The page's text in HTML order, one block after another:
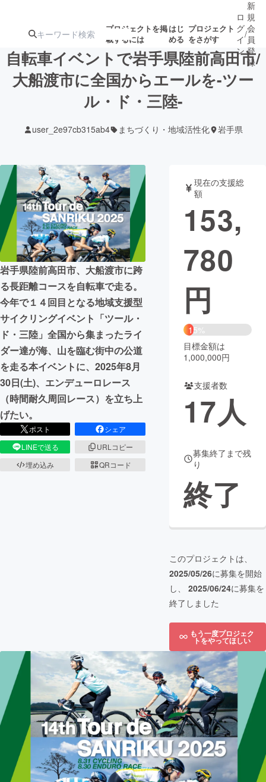
プロジェクトを掲
載するには
はじ
める
プロジェクト
をさがす
注目の新着プロ
募集終了が近いプ
テクノロジー・ガジェット
映像・映画 書籍・雑誌
ビジネス・起業 チャレンジ
まちづくり・地域活性化
CAMPFIRE for Social Good
CAMPFIRE Creation
CAMPFIREふるさと納税machi-ya コミュニティ
ロ
グ
イ
ン
/
新
規
会
員
登
録
自転車イベントで岩手県陸前高田市/
大船渡市に全国からエールを-ツー
ル・ド・三陸-
user_2e97cb315ab4 まちづくり・地域活性化 岩手県
岩手県陸前高田市、大船渡市に跨
る長距離コースを自転車で走る。
今年で１４回目となる地域支援型
サイクリングイベント「ツール・
ド・三陸」全国から集まったライ
ダー達が海、山を臨む街中の公道
を走る本イベントに、2025年8月
30日(土)、エンデューロレース
（時間耐久周回レース）を立ち上
げたい。
ポスト
シェア
LINEで送る
URLコピー
埋め込み
QRコード
現在の支援総
額
153,
780
円
15%
目標金額は
1,000,000円
支援者数
17人
募集終了まで残
り
終了
このプロジェクトは、
2025/05/26に募集を開始
し、 2025/06/24に募集を
終了しました
もう一度プロジェク
トをやってほしい